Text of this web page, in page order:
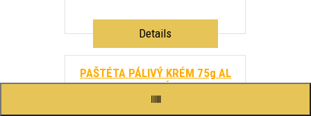
Details
PAŠTÉTA PÁLIVÝ KRÉM 75g AL
HAMÉ
Producer: